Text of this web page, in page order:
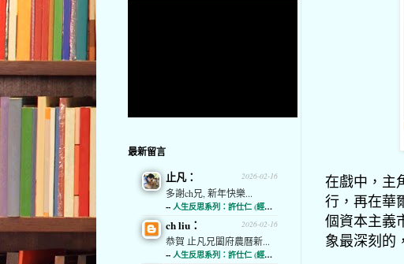
在戲中，主
行，再在華
個資本主義
象最深刻的
最新留言
2026-02-16
止凡：
多謝ch兄, 新年快樂...
-- 人生反思系列：許仕仁 (經濟通)
2026-02-16
ch liu：
恭賀 止凡兄闔府農曆新...
-- 人生反思系列：許仕仁 (經濟通)